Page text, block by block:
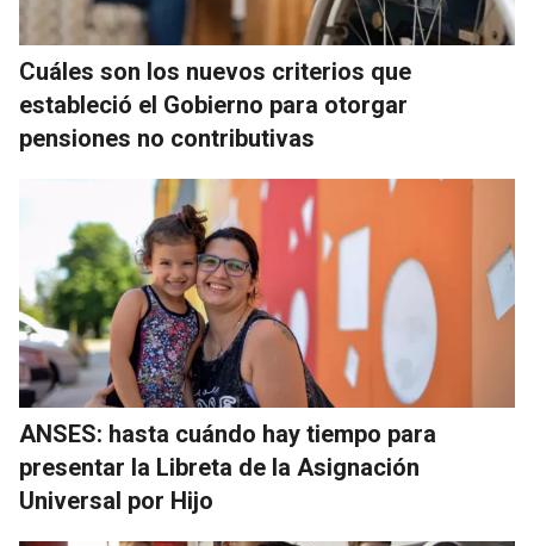
Cuáles son los nuevos criterios que
estableció el Gobierno para otorgar
pensiones no contributivas
ANSES: hasta cuándo hay tiempo para
presentar la Libreta de la Asignación
Universal por Hijo